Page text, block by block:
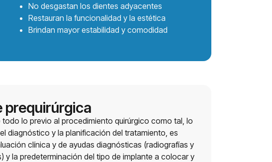
No desgastan los dientes adyacentes
Restauran la funcionalidad y la estética
Brindan mayor estabilidad y comodidad
prequirúrgica
todo lo previo al procedimiento quirúrgico como tal, lo
diagnóstico y la planificación del tratamiento, es
clínica y de ayudas diagnósticas (radiografías y
y la predeterminación del tipo de implante a colocar y